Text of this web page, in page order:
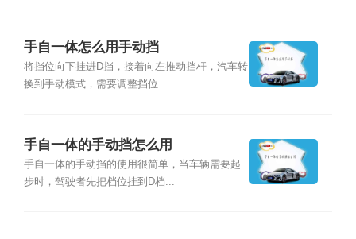
手自一体怎么用手动挡
将挡位向下挂进D挡，接着向左推动挡杆，汽车转
换到手动模式，需要调整挡位...
手自一体的手动挡怎么用
手自一体的手动挡的使用很简单，当车辆需要起
步时，驾驶者先把档位挂到D档...